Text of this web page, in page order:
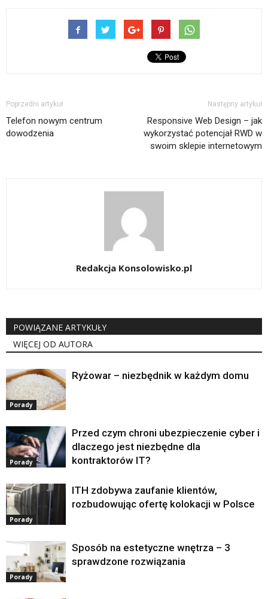
Poprzedni artykuł
Telefon nowym centrum
dowodzenia
Następny artykuł
Responsive Web Design – jak
wykorzystać potencjał RWD w
swoim sklepie internetowym
Redakcja Konsolowisko.pl
POWIĄZANE ARTYKUŁY
WIĘCEJ OD AUTORA
Porady
Ryżowar – niezbędnik w każdym domu
Porady
Przed czym chroni ubezpieczenie cyber i
dlaczego jest niezbędne dla
kontraktorów IT?
Porady
ITH zdobywa zaufanie klientów,
rozbudowując ofertę kolokacji w Polsce
Porady
Sposób na estetyczne wnętrza – 3
sprawdzone rozwiązania